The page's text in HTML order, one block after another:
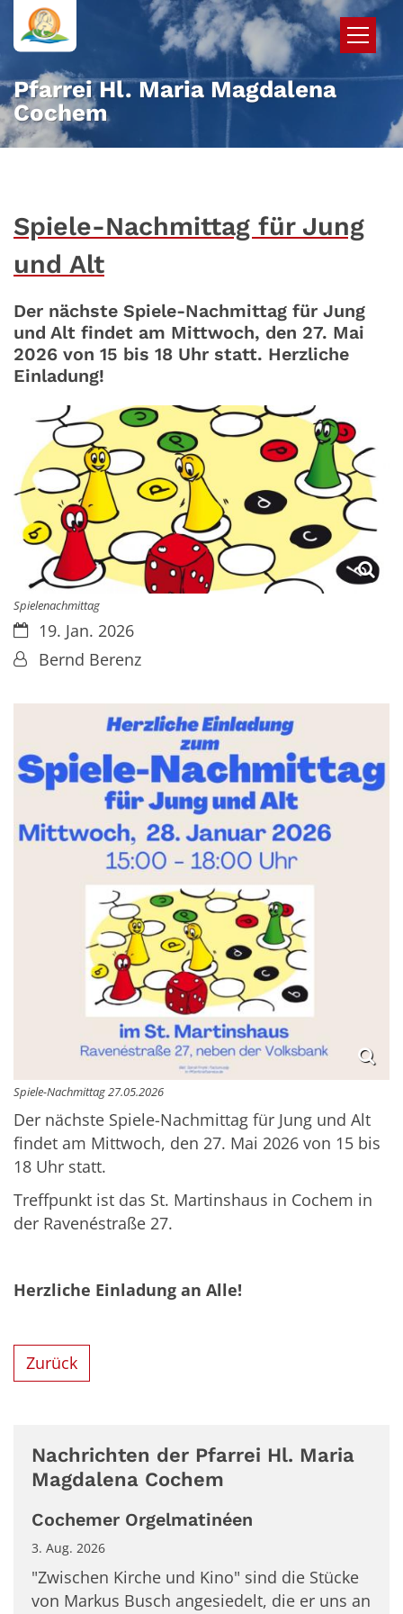
Zum Inhalt springen
Pfarrei Hl. Maria Magdalena
Cochem
Spiele-Nachmittag für Jung
und Alt
Der nächste Spiele-Nachmittag für Jung
und Alt findet am Mittwoch, den 27. Mai
2026 von 15 bis 18 Uhr statt. Herzliche
Einladung!
Spielenachmittag
Datum:19. Jan. 2026
Von:Bernd Berenz
Spiele-Nachmittag 27.05.2026
Der nächste Spiele-Nachmittag für Jung und Alt
findet am Mittwoch, den 27. Mai 2026 von 15 bis
18 Uhr statt.
Treffpunkt ist das St. Martinshaus in Cochem in
der Ravenéstraße 27.
Herzliche Einladung an Alle!
Zurück
Nachrichten der Pfarrei Hl. Maria
Magdalena Cochem
Cochemer Orgelmatinéen
3. Aug. 2026
"Zwischen Kirche und Kino" sind die Stücke
von Markus Busch angesiedelt, die er uns an